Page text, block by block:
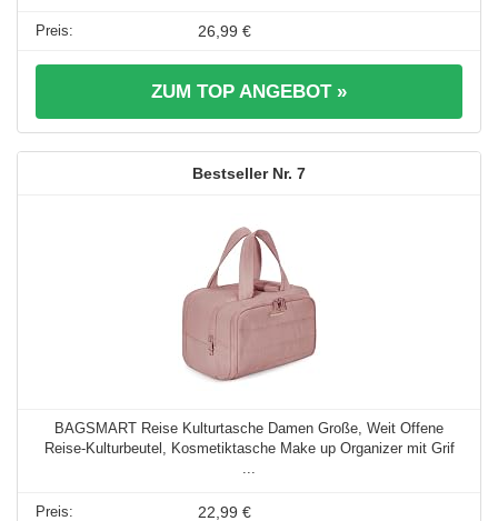
26,99 €
ZUM TOP ANGEBOT »
7
BAGSMART Reise Kulturtasche Damen Große, Weit Offene
Reise-Kulturbeutel, Kosmetiktasche Make up Organizer mit Grif
...
22,99 €